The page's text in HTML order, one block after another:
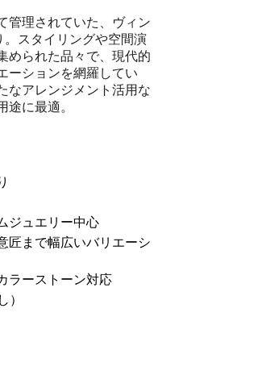
管理されていた、ヴィン
スタイリングや空間演
められた品々で、現代的
ーションを網羅してい
なアレンジメント活用な
途に最適。
ジュエリー中心
匠まで幅広いバリエーシ
ラーストーン対応
）